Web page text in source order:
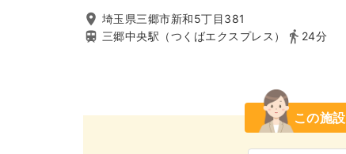
埼玉県三郷市新和5丁目381
三郷中央駅（つくばエクスプレス）
24分
この施